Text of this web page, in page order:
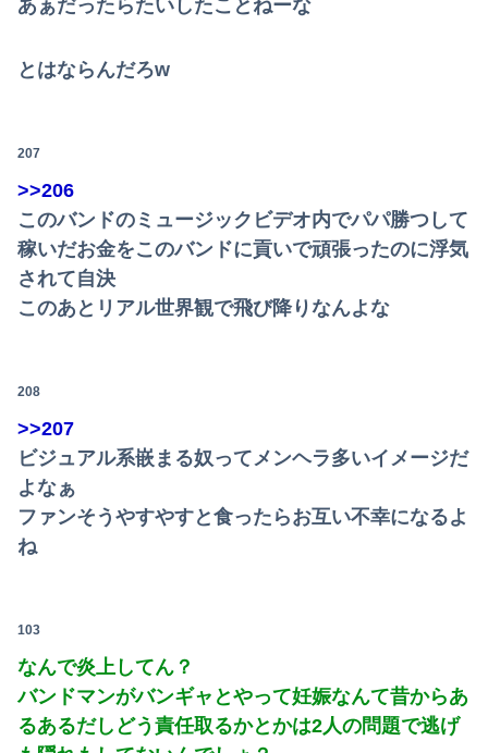
あぁだったらたいしたことねーな
とはならんだろw
207
>>206
このバンドのミュージックビデオ内でパパ勝つして
稼いだお金をこのバンドに貢いで頑張ったのに浮気
されて自決
このあとリアル世界観で飛び降りなんよな
208
>>207
ビジュアル系嵌まる奴ってメンヘラ多いイメージだ
よなぁ
ファンそうやすやすと食ったらお互い不幸になるよ
ね
103
なんで炎上してん？
バンドマンがバンギャとやって妊娠なんて昔からあ
るあるだしどう責任取るかとかは2人の問題で逃げ